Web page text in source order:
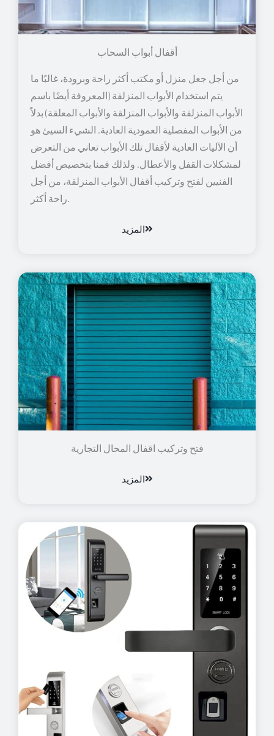
أقفال أبواب السحاب
من أجل جعل منزل أو مكتب أكثر راحة وبرودة، غالبًا ما
يتم استخدام الأبواب المنزلقة (المعروفة أيضًا باسم
الأبواب المنزلقة والأبواب المنزلقة والأبواب المعلقة) بدلاً
من الأبواب المفصلية العمودية العادية. الشيء السيئ هو
أن الآليات العادية لأقفال تلك الأبواب تعاني من التعرض
لمشكلات القفل والأعطال. ولذلك قمنا بتخصيص أفضل
الفنيين لفتح وتركيب أقفال الأبواب المنزلقة، من أجل
راحة أكثر.
المزيد
فتح وتركيب اقفال المحال التجارية
المزيد